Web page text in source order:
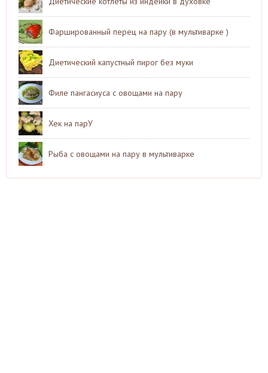
Фаршированный перец на пару (в мультиварке )
Диетический капустный пирог без муки
Филе пангасиуса с овощами на пару
Хек на парУ
Рыба с овощами на пару в мультиварке